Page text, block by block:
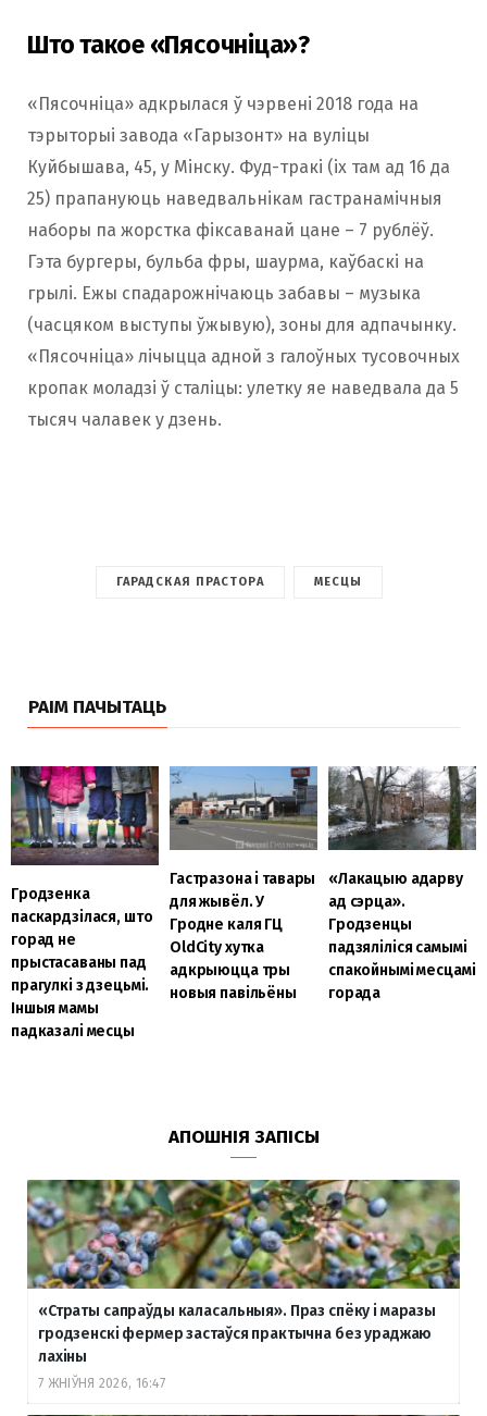
Што такое «Пясочніца»?
«Пясочніца» адкрылася ў чэрвені 2018 года на
тэрыторыі завода «Гарызонт» на вуліцы
Куйбышава, 45, у Мінску. Фуд-тракі (іх там ад 16 да
25) прапануюць наведвальнікам гастранамічныя
наборы па жорстка фіксаванай цане – 7 рублёў.
Гэта бургеры, бульба фры, шаурма, каўбаскі на
грылі. Ежы спадарожнічаюць забавы – музыка
(часцяком выступы ўжывую), зоны для адпачынку.
«Пясочніца» лічыцца адной з галоўных тусовочных
кропак моладзі ў сталіцы: улетку яе наведвала да 5
тысяч чалавек у дзень.
ГАРАДСКАЯ ПРАСТОРА МЕСЦЫ
РАІМ ПАЧЫТАЦЬ
Гродзенка
паскардзілася, што
горад не
прыстасаваны пад
прагулкі з дзецьмі.
Іншыя мамы
падказалі месцы
Гастразона і тавары
для жывёл. У
Гродне каля ГЦ
OldCity хутка
адкрыюцца тры
новыя павільёны
«Лакацыю адарву
ад сэрца».
Гродзенцы
падзяліліся самымі
спакойнымі месцамі
горада
АПОШНІЯ ЗАПІСЫ
«Страты сапраўды каласальныя». Праз спёку і маразы
гродзенскі фермер застаўся практычна без ураджаю
лахіны
7 ЖНІЎНЯ 2026, 16:47